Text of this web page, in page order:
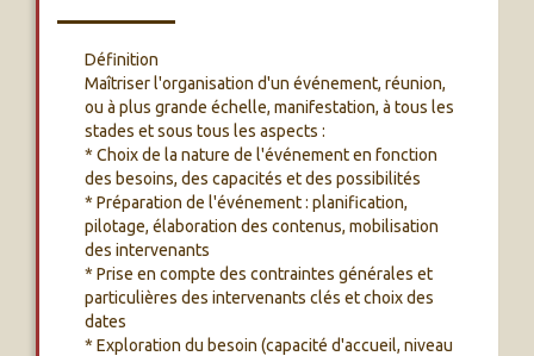
Définition
Maîtriser l'organisation d'un événement, réunion,
ou à plus grande échelle, manifestation, à tous les
stades et sous tous les aspects :
* Choix de la nature de l'événement en fonction
des besoins, des capacités et des possibilités
* Préparation de l'événement : planification,
pilotage, élaboration des contenus, mobilisation
des intervenants
* Prise en compte des contraintes générales et
particulières des intervenants clés et choix des
dates
* Exploration du besoin (capacité d'accueil, niveau